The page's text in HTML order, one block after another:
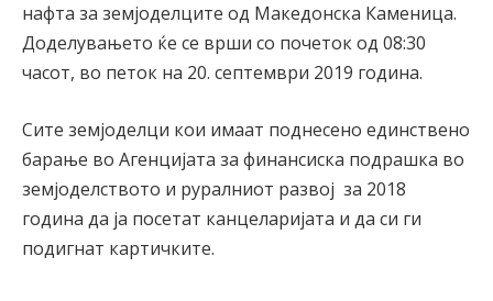
нафта за земјоделците од Македонска Каменица.
Доделувањето ќе се врши со почеток од 08:30
часот, во петок на 20. септември 2019 година.
Сите земјоделци кои имаат поднесено единствено
барање во Агенцијата за финансиска подрашка во
земјоделството и руралниот развој за 2018
година да ја посетат канцеларијата и да си ги
подигнат картичките.